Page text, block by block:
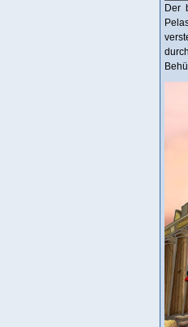
Der